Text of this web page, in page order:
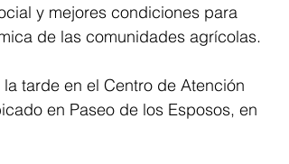
y mejores condiciones para
de las comunidades agrícolas.
tarde en el Centro de Atención
en Paseo de los Esposos, en